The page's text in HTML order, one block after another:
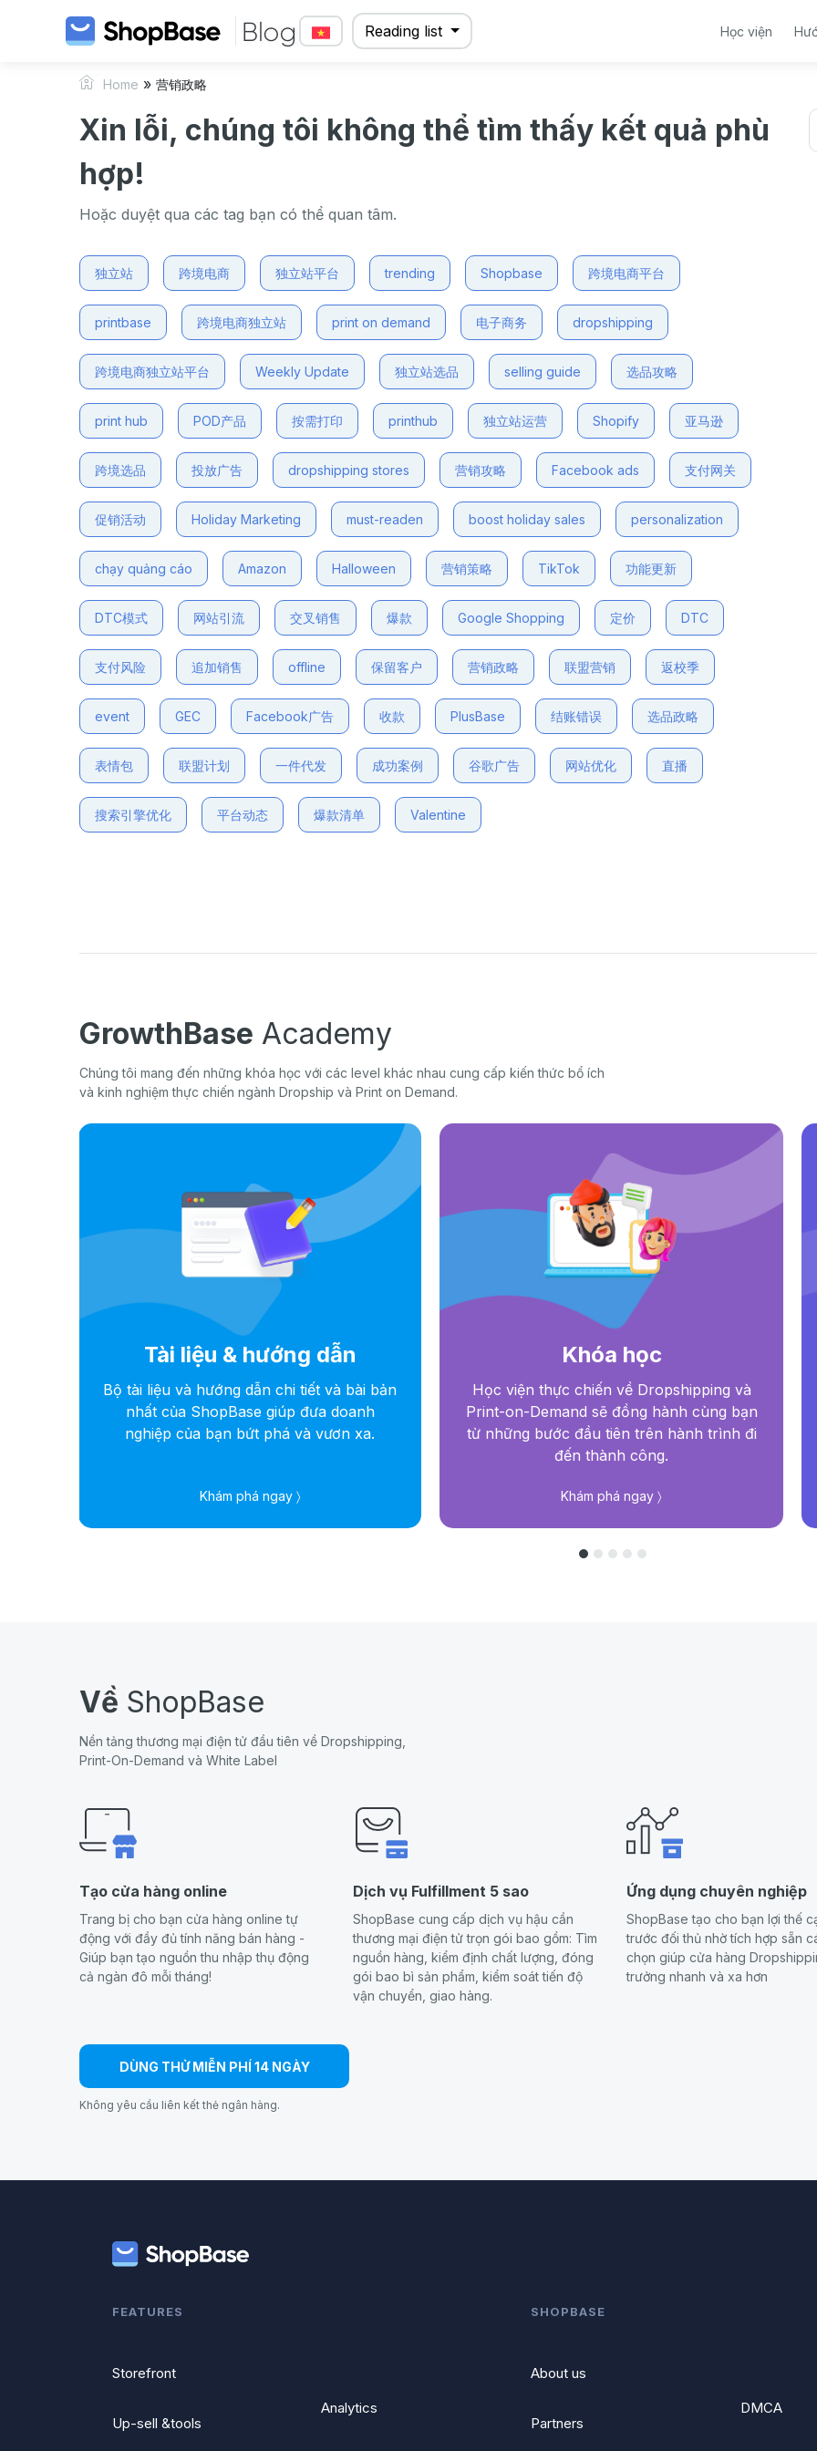
Reading list Học viện
Home » 营销政略
Xin lỗi, chúng tôi không thể tìm thấy kết quả phù
hợp!
Hoặc duyệt qua các tag bạn có thể quan tâm.
独立站 跨境电商 独立站平台 trending Shopbase 跨境电商平台
printbase 跨境电商独立站 print on demand 电子商务 dropshipping
跨境电商独立站平台 Weekly Update 独立站选品 selling guide 选品攻略
print hub POD产品 按需打印 printhub 独立站运营 Shopify 亚马逊
跨境选品 投放广告 dropshipping stores 营销攻略 Facebook ads 支付网关
促销活动 Holiday Marketing must-readen boost holiday sales personalization
chạy quảng cáo Amazon Halloween 营销策略 TikTok 功能更新
DTC模式 网站引流 交叉销售 爆款 Google Shopping 定价 DTC
支付风险 追加销售 offline 保留客户 营销政略 联盟营销 返校季
event GEC Facebook广告 收款 PlusBase 结账错误 选品政略
表情包 联盟计划 一件代发 成功案例 谷歌广告 网站优化 直播
搜索引擎优化 平台动态 爆款清单 Valentine
GrowthBase Academy
Chúng tôi mang đến những khóa học với các level khác nhau cung cấp kiến thức bổ ích
và kinh nghiệm thực chiến ngành Dropship và Print on Demand.
Tài liệu & hướng dẫn
Bộ tài liệu và hướng dẫn chi tiết và bài bản
nhất của ShopBase giúp đưa doanh
nghiệp của bạn bứt phá và vươn xa.
Khám phá ngay 〉
Khóa học
Học viện thực chiến về Dropshipping và
Print-on-Demand sẽ đồng hành cùng bạn
từ những bước đầu tiên trên hành trình đi
đến thành công.
Khám phá ngay 〉
Về ShopBase
Nền tảng thương mại điện tử đầu tiên về Dropshipping,
Print-On-Demand và White Label
Tạo cửa hàng online
Trang bị cho bạn cửa hàng online tự
động với đầy đủ tính năng bán hàng -
Giúp bạn tạo nguồn thu nhập thụ động
cả ngàn đô mỗi tháng!
Dịch vụ Fulfillment 5 sao
ShopBase cung cấp dịch vụ hậu cần
thương mại điện tử trọn gói bao gồm: Tìm
nguồn hàng, kiểm định chất lượng, đóng
gói bao bì sản phẩm, kiểm soát tiến độ
vận chuyển, giao hàng.
Ứng dụng chuyên nghiệp
ShopBase tạo cho bạn lợi thế
trước đối thủ nhờ tích hợp sẵn
chọn giúp cửa hàng
trưởng nhanh và xa hơn
DÙNG THỬ MIỄN PHÍ 14 NGÀY
Không yêu cầu liên kết thẻ ngân hàng.
FEATURES
Storefront
Up-sell &tools
Analytics
SHOPBASE
About us
Partners
DMCA